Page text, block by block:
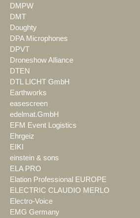
DMPW
DMT
Doughty
DPA Microphones
DPVT
Droneshow Alliance
DTEN
DTL LICHT GmbH
Earthworks
easescreen
edelmat.GmbH
EFM Event Logistics
Ehrgeiz
EIKI
einstein & sons
ELA PRO
Elation Professional EUROPE
ELECTRIC CLAUDIO MERLO
Electro-Voice
EMG Germany